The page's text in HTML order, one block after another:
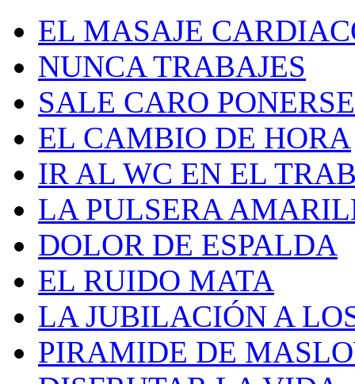
EL MASAJE
NUNCA TRABAJES
SALE CARO
EL CAMBIO DE HORA
IR AL WC EN EL
LA PULSERA
DOLOR DE ESPALDA
EL RUIDO MATA
LA JUBILACIÓN A
PIRAMIDE DE